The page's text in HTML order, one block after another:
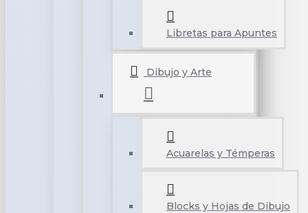
Libretas para Apuntes
Dibujo y Arte
Acuarelas y Témperas
Blocks y Hojas de Dibujo